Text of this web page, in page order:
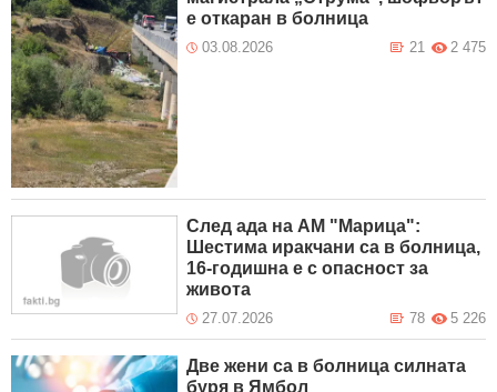
е откаран в болница
03.08.2026 2 475
21
След ада на АМ "Марица":
Шестима иракчани са в болница,
16-годишна е с опасност за
живота
27.07.2026 5 226
78
Две жени са в болница силната
буря в Ямбол